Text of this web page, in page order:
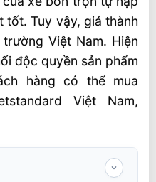
tốt. Tuy vậy, giá thành
Việt Nam. Hiện
độc quyền sản phẩm
hàng có thể mua
Việt Nam,